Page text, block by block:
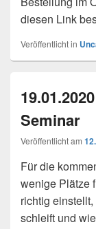
diesen Link
Veröffentlicht in
Seminar
Veröffentlicht am
Für die
wenige Plätze
richtig
schleift und